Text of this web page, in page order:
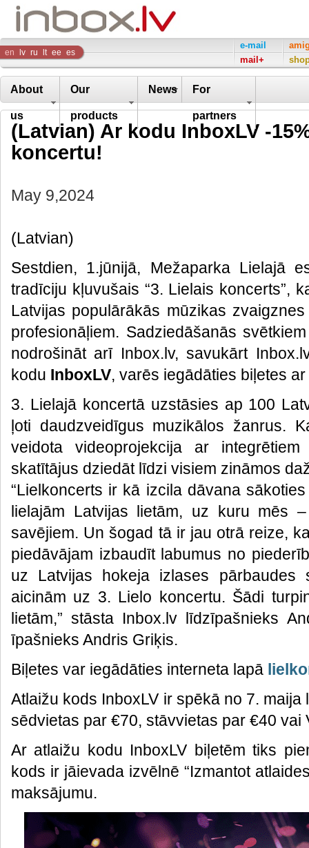
Inbox
Company
en lv ru lt ee es
e-mail
mail+
About
us
Our
products
News For
partners
(Latvian) Ar kodu InboxLV -
koncertu!
May 9,2024
(Latvian)
Sestdien, 1.jūnijā, Mežaparka Lielajā
tradīciju kļuvušais “3. Lielais koncerts”,
Latvijas populārākās mūzikas
profesionāļiem. Sadziedāšanās
nodrošināt arī Inbox.lv, savukārt
kodu InboxLV, varēs iegādāties biļetes
3. Lielajā koncertā uzstāsies ap 100
ļoti daudzveidīgus muzikālos žanrus.
veidota videoprojekcija ar
skatītājus dziedāt līdzi visiem zināmos
“Lielkoncerts ir kā izcila dāvana
lielajām Latvijas lietām, uz kuru mēs
savējiem. Un šogad tā ir jau otrā reize,
piedāvājam izbaudīt labumus no
uz Latvijas hokeja izlases pārbaudes
aicinām uz 3. Lielo koncertu. Šādi
lietām,” stāsta Inbox.lv līdzīpašnieks
īpašnieks Andris Griķis.
Biļetes var iegādāties interneta lapā
Atlaižu kods InboxLV ir spēkā no 7.
sēdvietas par €70, stāvvietas par €40 vai
Ar atlaižu kodu InboxLV biļetēm tiks
kods ir jāievada izvēlnē “Izmantot
maksājumu.